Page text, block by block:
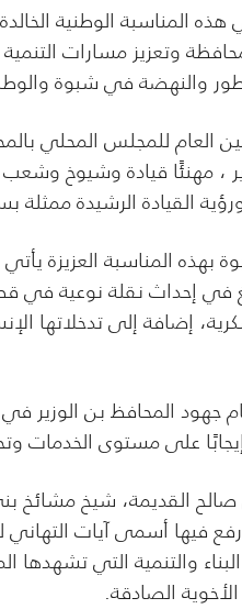
المناسبة الوطنية الخالدة
وتعزيز مسارات
والنهضة في شبوة
العام للمجلس المحلي
، مهنئًا قيادة وشيوخ
القيادة الرشيدة
بهذه المناسبة العزيزة
في إحداث نقلة نوعية في
إضافة إلى تدخلاتها
جهود المحافظ بن الوزير
على مستوى الخدمات
القديمة، شيخ مشائخ
رفع فيها أسمى آيات
والتنمية التي تشهدها
الصادقة.